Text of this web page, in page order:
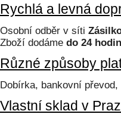
Rychlá a levná
Osobní odběr v síti
Zboží dodáme do 24 hodin
Různé způsoby
Dobírka, bankovní
Vlastní sklad v